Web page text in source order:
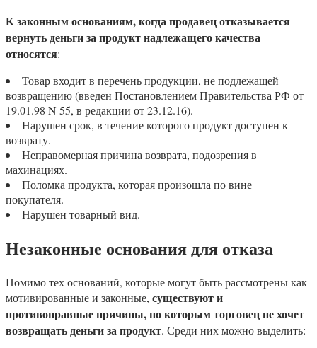
К законным основаниям, когда продавец отказывается
вернуть деньги за продукт надлежащего качества
относятся:
Товар входит в перечень продукции, не подлежащей
возвращению (введен Постановлением Правительства РФ от
19.01.98 N 55, в редакции от 23.12.16).
Нарушен срок, в течение которого продукт доступен к
возврату.
Неправомерная причина возврата, подозрения в
махинациях.
Поломка продукта, которая произошла по вине
покупателя.
Нарушен товарный вид.
Незаконные основания для отказа
Помимо тех оснований, которые могут быть рассмотрены как
мотивированные и законные, существуют и
противоправные причины, по которым торговец не хочет
возвращать деньги за продукт. Среди них можно выделить: